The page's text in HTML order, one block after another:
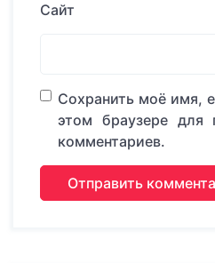
Сайт
Сохранить моё имя,
этом браузере для
комментариев.